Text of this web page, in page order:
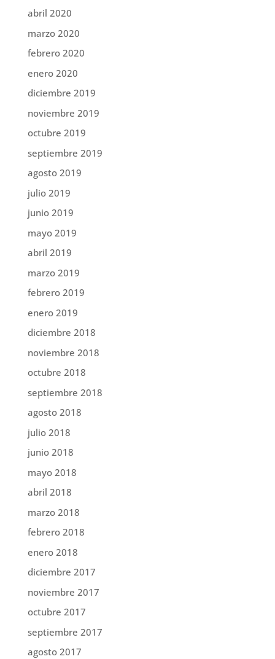
abril 2020
marzo 2020
febrero 2020
enero 2020
diciembre 2019
noviembre 2019
octubre 2019
septiembre 2019
agosto 2019
julio 2019
junio 2019
mayo 2019
abril 2019
marzo 2019
febrero 2019
enero 2019
diciembre 2018
noviembre 2018
octubre 2018
septiembre 2018
agosto 2018
julio 2018
junio 2018
mayo 2018
abril 2018
marzo 2018
febrero 2018
enero 2018
diciembre 2017
noviembre 2017
octubre 2017
septiembre 2017
agosto 2017